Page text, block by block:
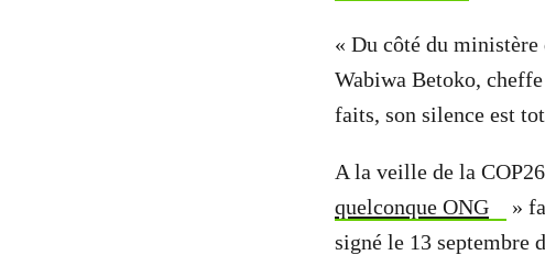
« Du côté du
Wabiwa Betoko,
faits, son silence est
A la veille de la
quelconque ONG
»
signé le 13 septembre